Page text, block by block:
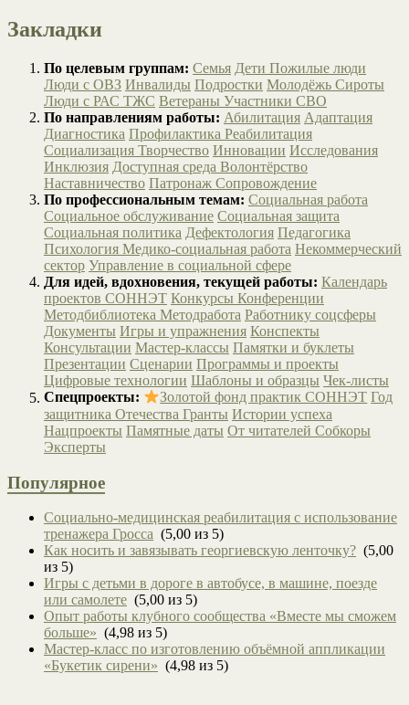
Закладки
По целевым группам: Семья Дети Пожилые люди
Люди с ОВЗ Инвалиды Подростки Молодёжь Сироты
Люди с РАС ТЖС Ветераны Участники СВО
По направлениям работы: Абилитация Адаптация
Диагностика Профилактика Реабилитация
Социализация Творчество Инновации Исследования
Инклюзия Доступная среда Волонтёрство
Наставничество Патронаж Сопровождение
По профессиональным темам: Социальная работа
Социальное обслуживание Социальная защита
Социальная политика Дефектология Педагогика
Психология Медико-социальная работа Некоммерческий
сектор Управление в социальной сфере
Для идей, вдохновения, текущей работы: Календарь
проектов СОННЭТ Конкурсы Конференции
Методбиблиотека Методработа Работнику соцсферы
Документы Игры и упражнения Конспекты
Консультации Мастер-классы Памятки и буклеты
Презентации Сценарии Программы и проекты
Цифровые технологии Шаблоны и образцы Чек-листы
Спецпроекты:
Золотой фонд практик СОННЭТ Год
защитника Отечества Гранты Истории успеха
Нацпроекты Памятные даты От читателей Собкоры
Эксперты
Популярное
Социально-медицинская реабилитация с использование
тренажера Гросса (5,00 из 5)
Как носить и завязывать георгиевскую ленточку? (5,00
из 5)
Игры с детьми в дороге в автобусе, в машине, поезде
или самолете (5,00 из 5)
Опыт работы клубного сообщества «Вместе мы сможем
больше» (4,98 из 5)
Мастер-класс по изготовлению объёмной аппликации
«Букетик сирени» (4,98 из 5)